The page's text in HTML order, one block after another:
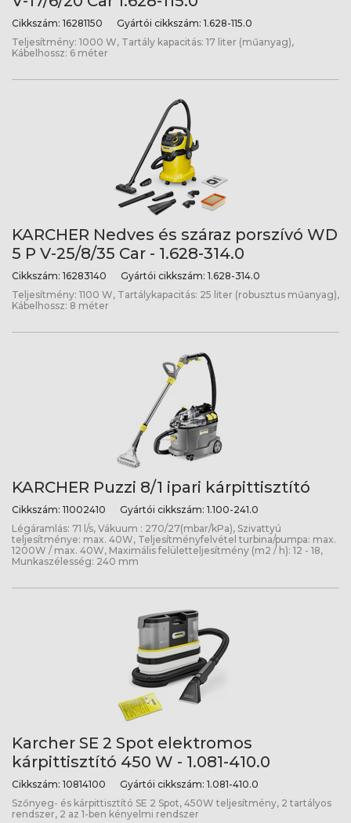
Cikkszám: 16281150 Gyártói cikkszám: 1.628-115.0
Teljesítmény: 1000 W, Tartály kapacitás: 17 liter (műanyag),
Kábelhossz: 6 méter
KARCHER Nedves és száraz porszívó WD
5 P V-25/8/35 Car - 1.628-314.0
Cikkszám: 16283140 Gyártói cikkszám: 1.628-314.0
Teljesítmény: 1100 W, Tartálykapacitás: 25 liter (robusztus műanyag),
Kábelhossz: 8 méter
KARCHER Puzzi 8/1 ipari kárpittisztító
Cikkszám: 11002410 Gyártói cikkszám: 1.100-241.0
Légáramlás: 71 l/s, Vákuum : 270/27(mbar/kPa), Szivattyú
teljesítménye: max. 40W, Teljesítményfelvétel turbina/pumpa: max.
1200W / max. 40W, Maximális felületteljesítmény (m2 / h): 12 - 18,
Munkaszélesség: 240 mm
Karcher SE 2 Spot elektromos
kárpittisztító 450 W - 1.081-410.0
Cikkszám: 10814100 Gyártói cikkszám: 1.081-410.0
Szőnyeg- és kárpittisztító SE 2 Spot, 450W teljesítmény, 2 tartályos
rendszer, 2 az 1-ben kényelmi rendszer